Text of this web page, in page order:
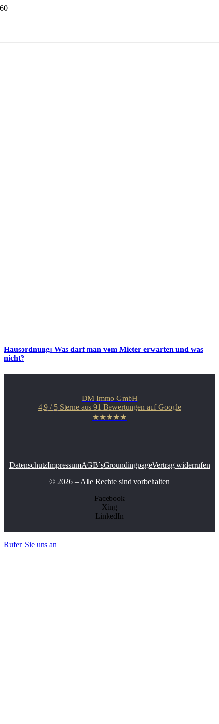
Hausordnung: Was darf man vom Mieter erwarten und was
nicht?
DM Immo GmbH
4,9/ 5Sterne aus 91 Bewertungen auf Google
★★★★★
DatenschutzImpressumAGB´sGroundingpageVertrag widerrufen
© 2026 – Alle Rechte sind vorbehalten
Facebook
Xing
LinkedIn
Rufen Sie uns an